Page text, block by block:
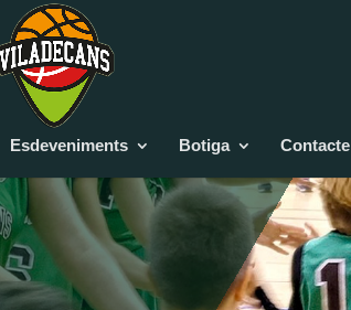
Esdeveniments Botiga Contacte